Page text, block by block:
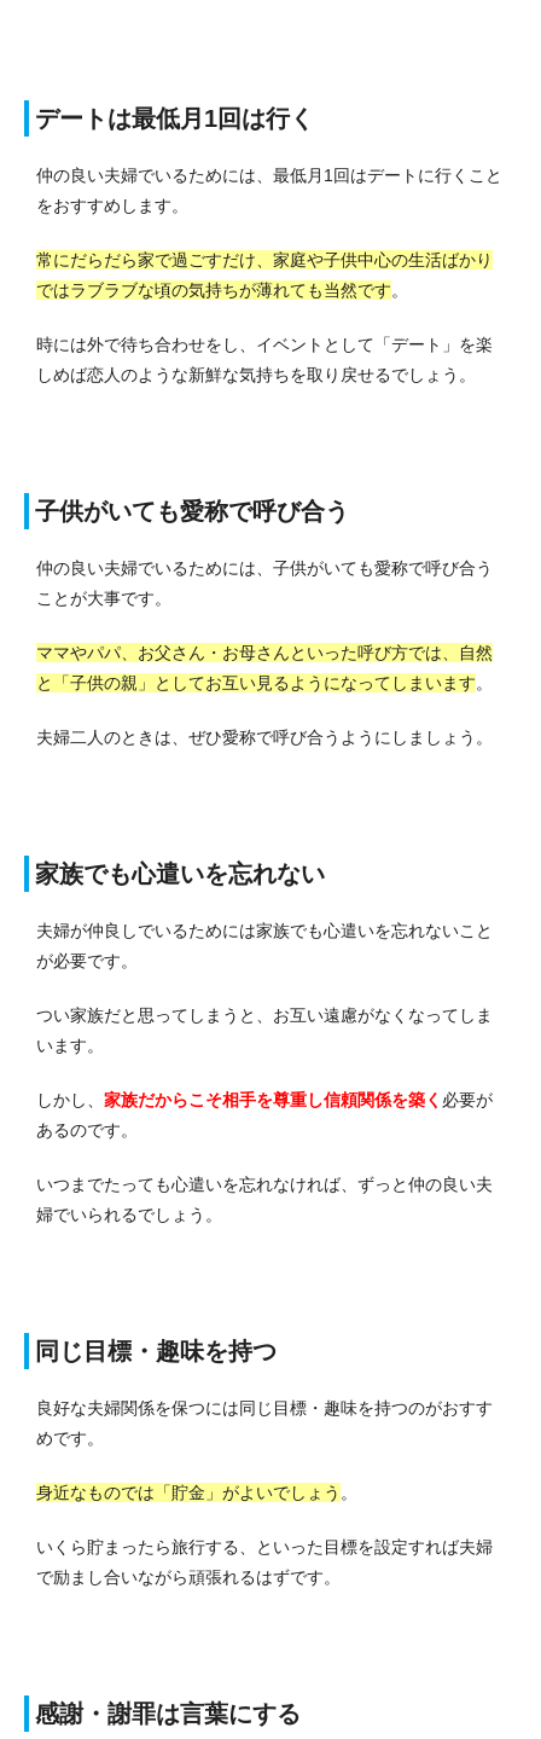
デートは最低月1回は行く
仲の良い夫婦でいるためには、最低月1回はデートに行くこと
をおすすめします。
常にだらだら家で過ごすだけ、家庭や子供中心の生活ばかり
ではラブラブな頃の気持ちが薄れても当然です。
時には外で待ち合わせをし、イベントとして「デート」を楽
しめば恋人のような新鮮な気持ちを取り戻せるでしょう。
子供がいても愛称で呼び合う
仲の良い夫婦でいるためには、子供がいても愛称で呼び合う
ことが大事です。
ママやパパ、お父さん・お母さんといった呼び方では、自然
と「子供の親」としてお互い見るようになってしまいます。
夫婦二人のときは、ぜひ愛称で呼び合うようにしましょう。
家族でも心遣いを忘れない
夫婦が仲良しでいるためには家族でも心遣いを忘れないこと
が必要です。
つい家族だと思ってしまうと、お互い遠慮がなくなってしま
います。
しかし、 家族だからこそ相手を尊重し信頼関係を築く 必要が
あるのです。
いつまでたっても心遣いを忘れなければ、ずっと仲の良い夫
婦でいられるでしょう。
同じ目標・趣味を持つ
良好な夫婦関係を保つには同じ目標・趣味を持つのがおすす
めです。
身近なものでは「貯金」がよいでしょう 。
いくら貯まったら旅行する、といった目標を設定すれば夫婦
で励まし合いながら頑張れるはずです。
感謝・謝罪は言葉にする